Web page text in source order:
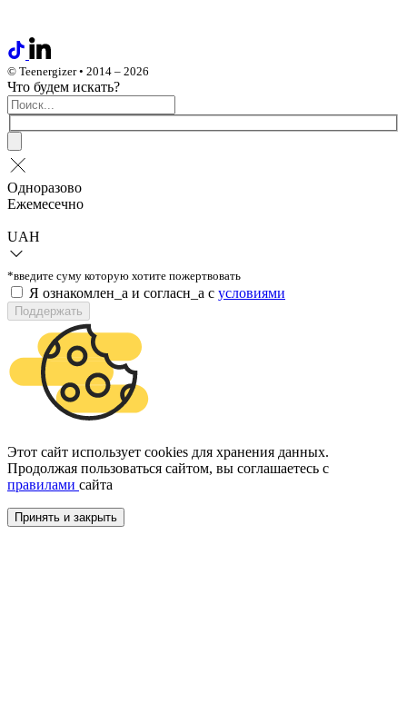
© Teenergizer • 2014 – 2026
Что будем искать?
Одноразово
Ежемесечно
UAH
*введите суму которую хотите пожертвовать
Я ознакомлен_а и согласн_а c условиями
Поддержать
Этот сайт использует cookies для хранения данных.
Продолжая пользоваться сайтом, вы соглашаетесь с
правилами сайта
Принять и закрыть